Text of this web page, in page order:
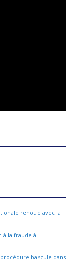
renoue avec la
à la fraude à
bascule dans